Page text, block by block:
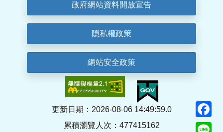
政府網站資料開放宣告
隱私權政策
網站安全政策
更新日期：2026-08-06 14:49:59.0
累積瀏覽人次：477415162